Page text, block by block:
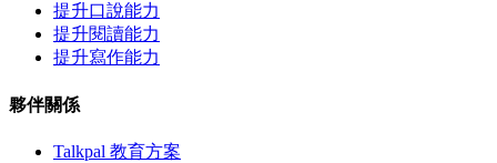
提升口說能力
提升閱讀能力
提升寫作能力
夥伴關係
Talkpal 教育方案